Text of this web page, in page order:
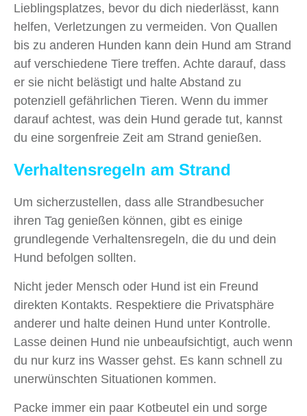
Lieblingsplatzes, bevor du dich niederlässt, kann
helfen, Verletzungen zu vermeiden. Von Quallen
bis zu anderen Hunden kann dein Hund am Strand
auf verschiedene Tiere treffen. Achte darauf, dass
er sie nicht belästigt und halte Abstand zu
potenziell gefährlichen Tieren. Wenn du immer
darauf achtest, was dein Hund gerade tut, kannst
du eine sorgenfreie Zeit am Strand genießen.
Verhaltensregeln am Strand
Um sicherzustellen, dass alle Strandbesucher
ihren Tag genießen können, gibt es einige
grundlegende Verhaltensregeln, die du und dein
Hund befolgen sollten.
Nicht jeder Mensch oder Hund ist ein Freund
direkten Kontakts. Respektiere die Privatsphäre
anderer und halte deinen Hund unter Kontrolle.
Lasse deinen Hund nie unbeaufsichtigt, auch wenn
du nur kurz ins Wasser gehst. Es kann schnell zu
unerwünschten Situationen kommen.
Packe immer ein paar Kotbeutel ein und sorge